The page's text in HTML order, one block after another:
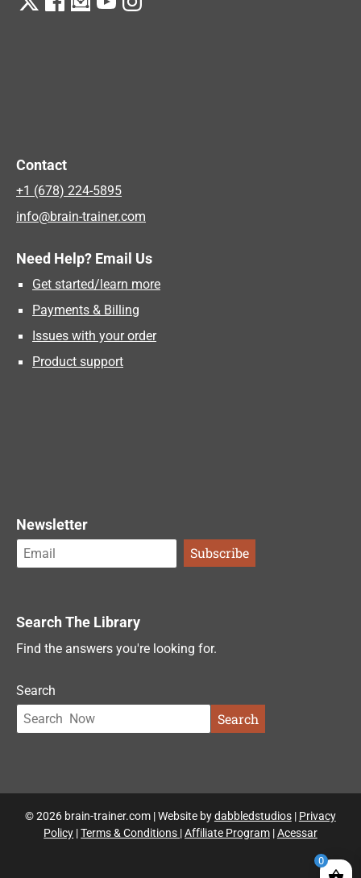
Contact
+1 (678) 224-5895
info@brain-trainer.com
Need Help? Email Us
Get started/learn more
Payments & Billing
Issues with your order
Product support
Newsletter
Search The Library
Find the answers you're looking for.
Search
Search
© 2026 brain-trainer.com | Website bydabbledstudios| Privacy
Policy |Terms & Conditions |Affiliate Program|Acessar
0